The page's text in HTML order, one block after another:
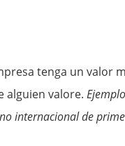
tenga un valor
alguien valore.
internacional de